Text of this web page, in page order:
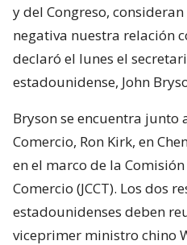
y del Congreso,
negativa nuestra relación
declaró el lunes el
estadounidense, John
Bryson se encuentra junto
Comercio, Ron Kirk, en
en el marco de la
Comercio (JCCT). Los dos
estadounidenses deben
viceprimer ministro chino